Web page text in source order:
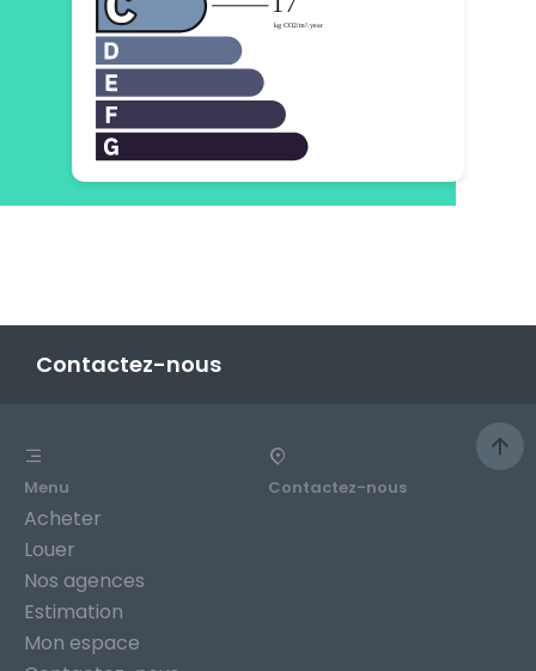
Contactez-nous
Menu
Acheter
Louer
Nos agences
Estimation
Mon espace
Contactez-nous